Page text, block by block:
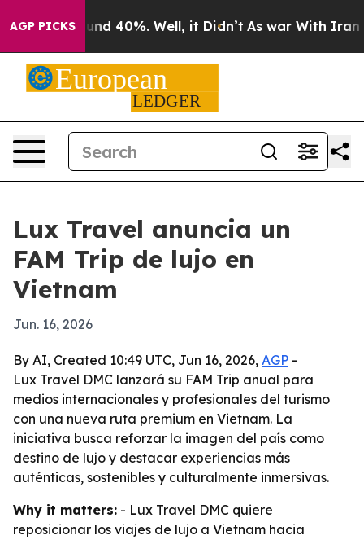
AGP PICKS
Around 40%. Well, it Didn’t As war With Iran
Lux Travel anuncia un
FAM Trip de lujo en
Vietnam
Jun. 16, 2026
By AI, Created 10:49 UTC, Jun 16, 2026, AGP -
Lux Travel DMC lanzará su FAM Trip anual para
medios internacionales y profesionales del turismo
con una nueva ruta premium en Vietnam. La
iniciativa busca reforzar la imagen del país como
destino de lujo y destacar experiencias más
auténticas, sostenibles y culturalmente inmersivas.
Why it matters: - Lux Travel DMC quiere
reposicionar los viajes de lujo a Vietnam hacia